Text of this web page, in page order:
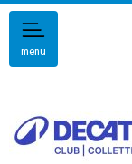
menu